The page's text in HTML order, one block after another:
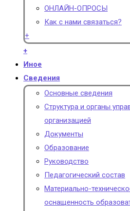
ОНЛАЙН-ОПРОСЫ
Как с нами связаться?
+
+
Иное
Сведения
Основные сведения
Структура и органы
организацией
Документы
Образование
Руководство
Педагогический состав
Материально-
оснащенность